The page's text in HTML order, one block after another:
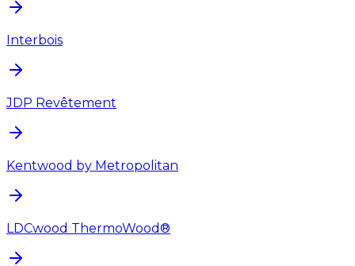
Interbois
JDP Revêtement
Kentwood by Metropolitan
LDCwood ThermoWood®